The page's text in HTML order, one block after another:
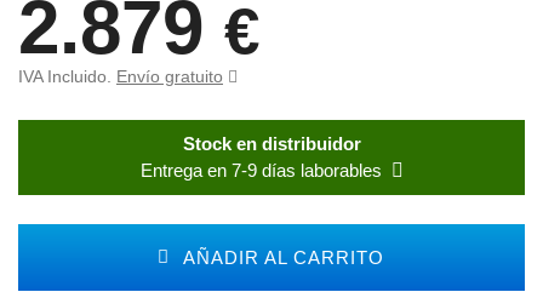
2.879 €
IVA Incluido. Envío gratuito
Stock en distribuidor
Entrega en 7-9 días laborables
AÑADIR AL CARRITO